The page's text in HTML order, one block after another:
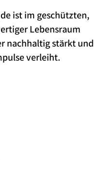
ist im geschützten,
Lebensraum
nachhaltig stärkt und
verleiht.